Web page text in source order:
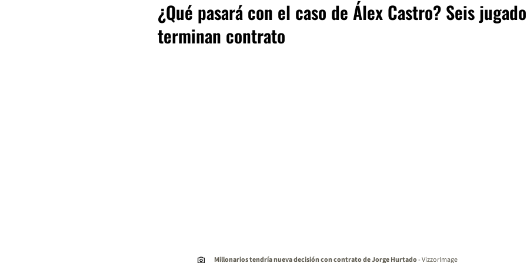
¿Qué pasará con el caso de Álex Castro? Seis
terminan contrato
Millonarios tendría nueva decisión con contrato de Jorge Hurtado- VizzorImage